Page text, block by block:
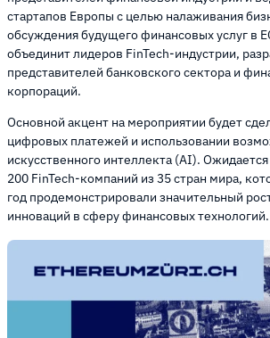
стартапов Европы с целью налаживания
обсуждения будущего финансовых услуг в
объединит лидеров FinTech-индустрии,
представителей банковского сектора и
корпораций.
Основной акцент на мероприятии будет
цифровых платежей и использовании
искусственного интеллекта (AI).
200 FinTech-компаний из 35 стран мира,
год продемонстрировали значительный
инноваций в сферу финансовых технологий.